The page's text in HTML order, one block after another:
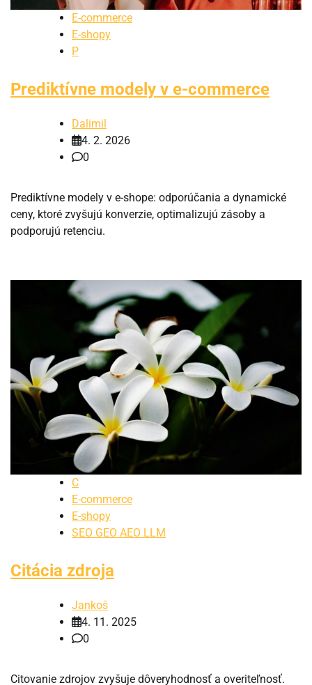
E-commerce
E-shopy
P
Prediktívne modely v e-commerce
Dalimil
4. 2. 2026
0
Prediktívne modely v e-shope: odporúčania a dynamické
ceny, ktoré zvyšujú konverzie, optimalizujú zásoby a
podporujú retenciu.
C
E-commerce
E-shopy
SEO GEO AEO LLM
Citácia zdroja
Jankoš
4. 11. 2025
0
Citovanie zdrojov zvyšuje dôveryhodnosť a overiteľnosť.